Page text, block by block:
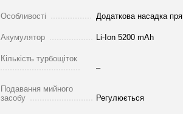
Особливості Додаткова насадка
Акумулятор Li-Ion 5200 mAh
Кількість турбощіток
–
Подавання мийного
засобу
Регулюється